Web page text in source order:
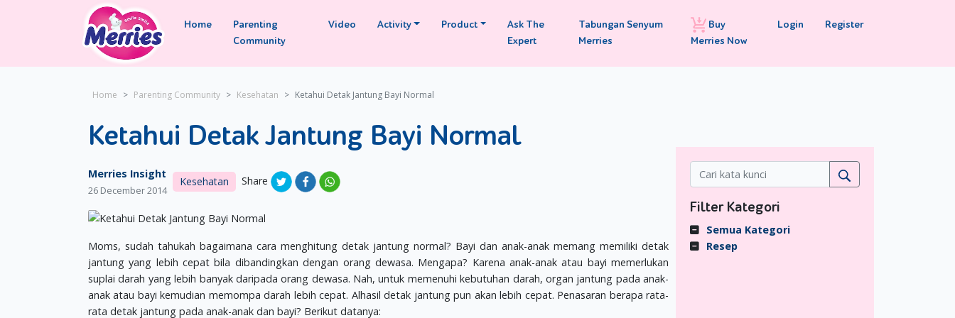
Home
Parenting
Community
Video Activity Product
Ask The
Expert
Tabungan Senyum
Merries
Buy
Merries Now
Login Register
Home Parenting Community Kesehatan Ketahui Detak Jantung Bayi Normal
Ketahui Detak Jantung Bayi Normal
Merries Insight
26 December 2014
Kesehatan Share
Moms, sudah tahukah bagaimana cara menghitung detak jantung normal? Bayi dan anak-anak memang memiliki detak
jantung yang lebih cepat bila dibandingkan dengan orang dewasa. Mengapa? Karena anak-anak atau bayi memerlukan
suplai darah yang lebih banyak daripada orang dewasa. Nah, untuk memenuhi kebutuhan darah, organ jantung pada anak-
anak atau bayi kemudian memompa darah lebih cepat. Alhasil detak jantung pun akan lebih cepat. Penasaran berapa rata-
rata detak jantung pada anak-anak dan bayi? Berikut datanya:
Filter Kategori
Semua Kategori
Resep